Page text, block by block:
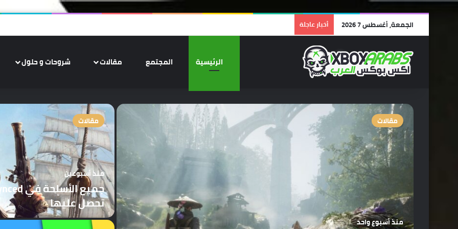
الجمعة, أغسطس 7 2026 أخبار عاجلة
الرئيسية المجتمع مقالات شروحات و حلول
مقالات
منذ أسبوع واحد
مقالات
منذ أسبوعين
تحصل عليها